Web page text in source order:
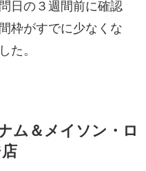
日の３週間前に確認
枠がすでに少なくな
た。
ム＆メイソン・ロ